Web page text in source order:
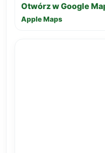
Otwórz w Google
Apple Maps